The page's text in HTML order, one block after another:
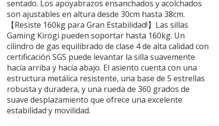
sentado. Los apoyabrazos ensanchados y acolchados
son ajustables en altura desde 30cm hasta 38cm.
【Resiste 160kg para Gran Estabilidad!】Las sillas
Gaming Kirogi pueden soportar hasta 160kg. Un
cilindro de gas equilibrado de clase 4 de alta calidad con
certificación SGS puede levantar la silla suavemente
hacía arriba y hacía abajo. El asiento cuenta con una
estructura metálica resistente, una base de 5 estrellas
robusta y duradera, y una rueda de 360 grados de
suave desplazamiento que ofrece una excelente
estabilidad y movilidad.